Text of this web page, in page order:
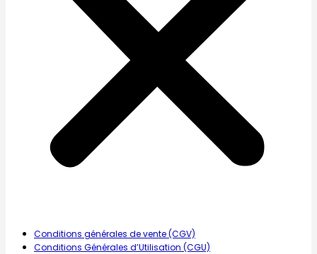
Conditions générales de vente (CGV)
Conditions Générales d’Utilisation (CGU)